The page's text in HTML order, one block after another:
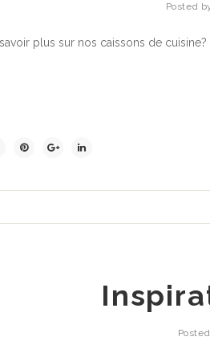
Posted
plus sur nos caissons de